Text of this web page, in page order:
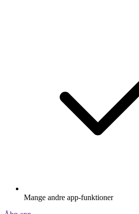
Mange andre app-funktioner